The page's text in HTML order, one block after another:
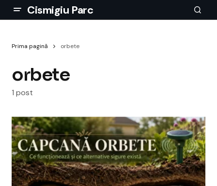
Cismigiu Parc
Prima pagină orbete
orbete
1 post